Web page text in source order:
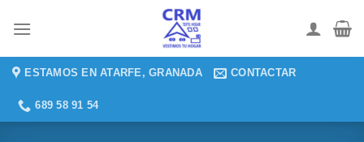
ESTAMOS EN ATARFE, GRANADA CONTACTAR
689 58 91 54